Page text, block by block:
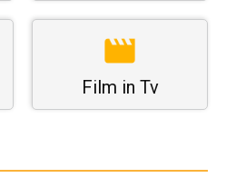
Film in Tv